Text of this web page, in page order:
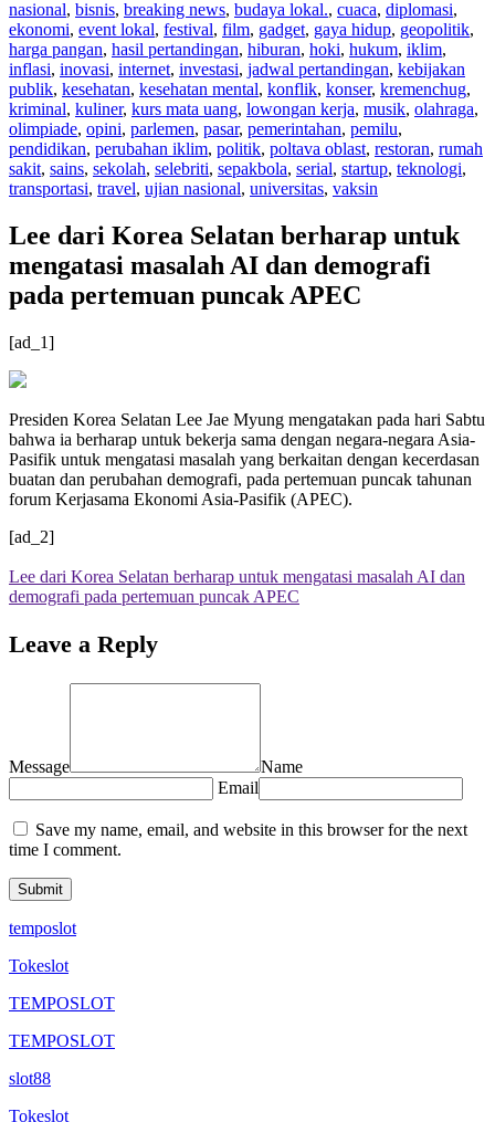
nasional, bisnis, breaking news, budaya lokal., cuaca, diplomasi,
ekonomi, event lokal, festival, film, gadget, gaya hidup, geopolitik,
harga pangan, hasil pertandingan, hiburan, hoki, hukum, iklim,
inflasi, inovasi, internet, investasi, jadwal pertandingan, kebijakan
publik, kesehatan, kesehatan mental, konflik, konser, kremenchug,
kriminal, kuliner, kurs mata uang, lowongan kerja, musik, olahraga,
olimpiade, opini, parlemen, pasar, pemerintahan, pemilu,
pendidikan, perubahan iklim, politik, poltava oblast, restoran, rumah
sakit, sains, sekolah, selebriti, sepakbola, serial, startup, teknologi,
transportasi, travel, ujian nasional, universitas, vaksin
Lee dari Korea Selatan berharap untuk
mengatasi masalah AI dan demografi
pada pertemuan puncak APEC
[ad_1]
Presiden Korea Selatan Lee Jae Myung mengatakan pada hari Sabtu
bahwa ia berharap untuk bekerja sama dengan negara-negara Asia-
Pasifik untuk mengatasi masalah yang berkaitan dengan kecerdasan
buatan dan perubahan demografi, pada pertemuan puncak tahunan
forum Kerjasama Ekonomi Asia-Pasifik (APEC).
[ad_2]
Lee dari Korea Selatan berharap untuk mengatasi masalah AI dan
demografi pada pertemuan puncak APEC
Leave a Reply
Message
Name
Email
Save my name, email, and website in this browser for the next
time I comment.
temposlot
Tokeslot
TEMPOSLOT
TEMPOSLOT
slot88
Tokeslot